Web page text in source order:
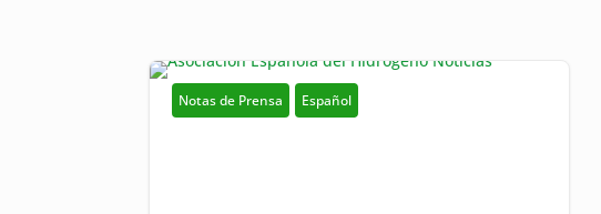
Notas de Prensa Español